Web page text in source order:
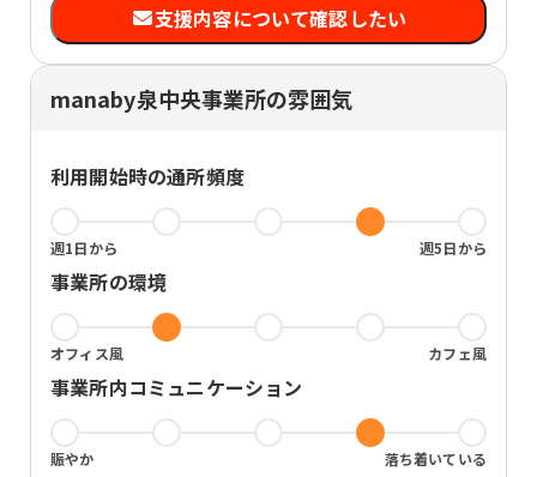
支援内容について確認したい
manaby泉中央事業所の雰囲気
利用開始時の通所頻度
週1日から 週5日から
事業所の環境
オフィス風 カフェ風
事業所内コミュニケーション
賑やか 落ち着いている